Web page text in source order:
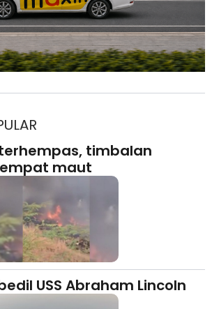
2026
timbalan
maut
USS Abraham Lincoln